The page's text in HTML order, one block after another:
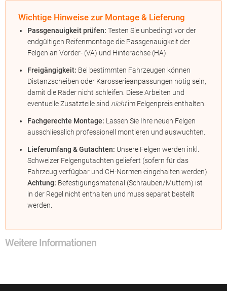
Wichtige Hinweise zur Montage & Lieferung
Passgenauigkeit prüfen: Testen Sie unbedingt vor der
endgültigen Reifenmontage die Passgenauigkeit der
Felgen an Vorder- (VA) und Hinterachse (HA).
Freigängigkeit: Bei bestimmten Fahrzeugen können
Distanzscheiben oder Karosserieanpassungen nötig sein,
damit die Räder nicht schleifen. Diese Arbeiten und
eventuelle Zusatzteile sind nichtim Felgenpreis enthalten.
Fachgerechte Montage: Lassen Sie Ihre neuen Felgen
ausschliesslich professionell montieren und auswuchten.
Lieferumfang & Gutachten: Unsere Felgen werden inkl.
Schweizer Felgengutachten geliefert (sofern für das
Fahrzeug verfügbar und CH-Normen eingehalten werden).
Achtung: Befestigungsmaterial (Schrauben/Muttern) ist
in der Regel nicht enthalten und muss separat bestellt
werden.
Weitere Informationen